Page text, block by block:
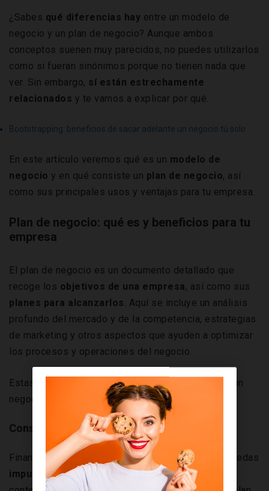
¿Sabes qué diferencias hay entre un modelo de
negocio y un plan de negocio? Aunque ambos
conceptos suenen muy parecidos, no puedes utilizarlos
como si fueran sinónimos porque no tienen nada que
ver. Sin embargo, sí están estrechamente
relacionados y te vamos a explicar por qué.
Bootstrapping: beneficios de sacar adelante un negocio tú solo
En este artículo veremos qué es un modelo de
negocio y en qué consiste un plan de negocio, así
como sus principales usos y ventajas para tu empresa.
Plan de negocio: qué es y beneficios para tu
empresa
El plan de negocio es un documento detallado que
recoge los objetivos de una empresa, así como sus
planes para alcanzarlos. Aquí se incluye un análisis
profundo del mercado y de la competencia, estrategias
de marketing y otros aspectos que ayuden a optimizar
los procesos y operaciones del negocio.
Estas son las principales ventajas
de crear un plan
negocio:
Conseguir financiación
Financiar tu negocio es imprescindible para que puedas
impulsar su crecimiento a largo plazo. En este